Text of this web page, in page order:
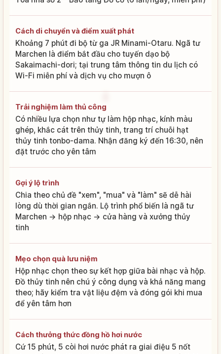
Cách di chuyển và điểm xuất phát
Khoảng 7 phút đi bộ từ ga JR Minami-Otaru. Ngã tư
Marchen là điểm bắt đầu cho tuyến dạo bộ
Sakaimachi-dori; tại trung tâm thông tin du lịch có
Wi-Fi miễn phí và dịch vụ cho mượn ô
Trải nghiệm làm thủ công
Có nhiều lựa chọn như tự làm hộp nhạc, kính màu
ghép, khắc cát trên thủy tinh, trang trí chuỗi hạt
thủy tinh tonbo-dama. Nhận đăng ký đến 16:30, nên
đặt trước cho yên tâm
Gợi ý lộ trình
Chia theo chủ đề "xem", "mua" và "làm" sẽ dễ hài
lòng dù thời gian ngắn. Lộ trình phổ biến là ngã tư
Marchen → hộp nhạc → cửa hàng và xưởng thủy
tinh
Mẹo chọn quà lưu niệm
Hộp nhạc chọn theo sự kết hợp giữa bài nhạc và hộp.
Đồ thủy tinh nên chú ý công dụng và khả năng mang
theo; hãy kiểm tra vật liệu đệm và đóng gói khi mua
để yên tâm hơn
Cách thưởng thức đồng hồ hơi nước
Cứ 15 phút, 5 còi hơi nước phát ra giai điệu 5 nốt